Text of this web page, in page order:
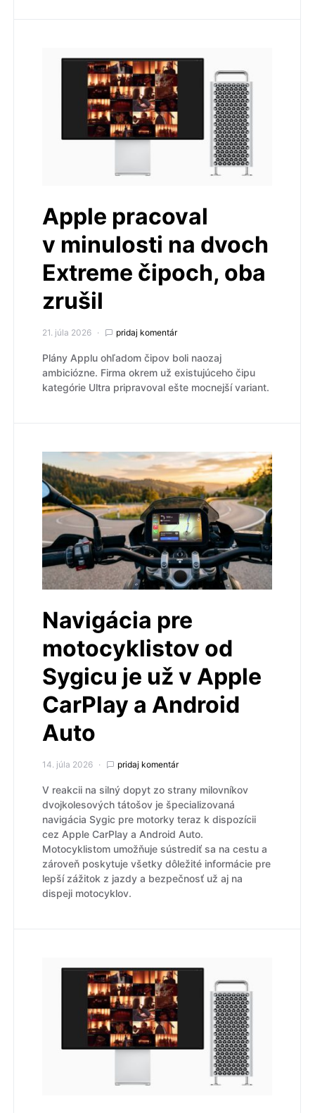
Apple pracoval
v minulosti na dvoch
Extreme čipoch, oba
zrušil
21. júla 2026 pridaj komentár
Plány Applu ohľadom čipov boli naozaj
ambiciózne. Firma okrem už existujúceho čipu
kategórie Ultra pripravoval ešte mocnejší variant.
Navigácia pre
motocyklistov od
Sygicu je už v Apple
CarPlay a Android
Auto
14. júla 2026 pridaj komentár
V reakcii na silný dopyt zo strany milovníkov
dvojkolesových tátošov je špecializovaná
navigácia Sygic pre motorky teraz k dispozícii
cez Apple CarPlay a Android Auto.
Motocyklistom umožňuje sústrediť sa na cestu a
zároveň poskytuje všetky dôležité informácie pre
lepší zážitok z jazdy a bezpečnosť už aj na
dispeji motocyklov.